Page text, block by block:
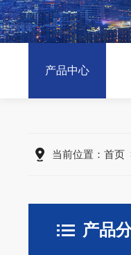
产品中心
当前位置： 首页
产品